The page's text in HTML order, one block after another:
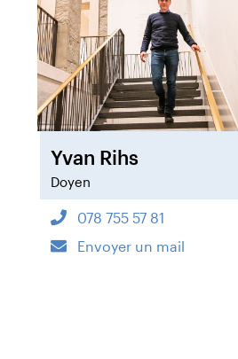
Yvan Rihs
Doyen
078 755 57 81
Envoyer un mail